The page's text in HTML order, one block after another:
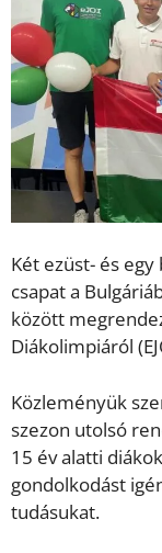
Két ezüst- és
csapat a
között
Diákolimpiáról
Közleményük
szezon utolsó
15 év alatti
gondolkodást
tudásukat.